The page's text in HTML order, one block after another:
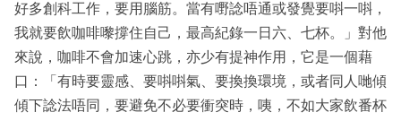
好多創科工作，要用腦筋。當有嘢諗唔通或發覺要唞一唞，
我就要飲咖啡嚟撐住自己，最高紀錄一日六、七杯。」對他
來說，咖啡不會加速心跳，亦少有提神作用，它是一個藉
口：「有時要靈感、要唞唞氣、要換換環境，或者同人哋傾
傾下諗法唔同，要避免不必要衝突時，咦，不如大家飲番杯